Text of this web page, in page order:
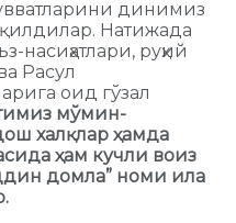
динимиз
Натижада
насиҳатлари, руҳий
Расул
оид гўзал
мўмин-
халқлар ҳамда
ҳам кучли воиз
домла” номи ила